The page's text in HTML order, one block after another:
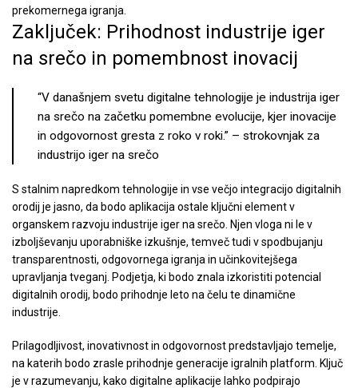
prekomernega igranja.
Zaključek: Prihodnost industrije iger
na srečo in pomembnost inovacij
“V današnjem svetu digitalne tehnologije je industrija iger
na srečo na začetku pomembne evolucije, kjer inovacije
in odgovornost gresta z roko v roki.” – strokovnjak za
industrijo iger na srečo
S stalnim napredkom tehnologije in vse večjo integracijo digitalnih
orodij je jasno, da bodo aplikacija ostale ključni element v
organskem razvoju industrije iger na srečo. Njen vloga ni le v
izboljševanju uporabniške izkušnje, temveč tudi v spodbujanju
transparentnosti, odgovornega igranja in učinkovitejšega
upravljanja tveganj. Podjetja, ki bodo znala izkoristiti potencial
digitalnih orodij, bodo prihodnje leto na čelu te dinamične
industrije.
Prilagodljivost, inovativnost in odgovornost predstavljajo temelje,
na katerih bodo zrasle prihodnje generacije igralnih platform. Ključ
je v razumevanju, kako digitalne aplikacije lahko podpirajo